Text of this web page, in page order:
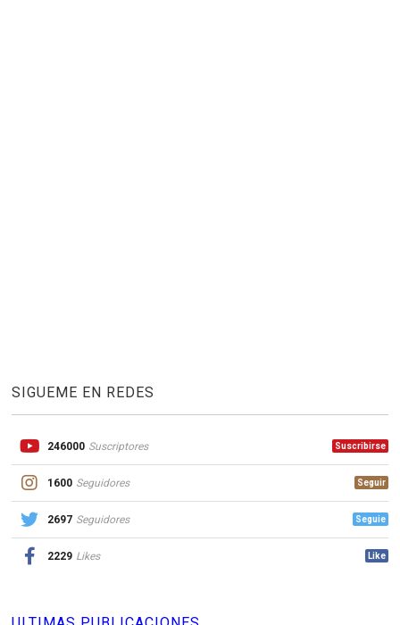
SIGUEME EN REDES
246000 Suscriptores Suscribirse
1600 Seguidores Seguir
2697 Seguidores Seguie
2229 Likes Like